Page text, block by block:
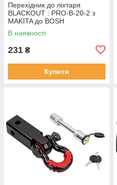
Перехідник до лiхтаря
BLACKOUT : PRO-B-20-2 з
MAKITA до BOSH
В наявності
231 ₴
Купити